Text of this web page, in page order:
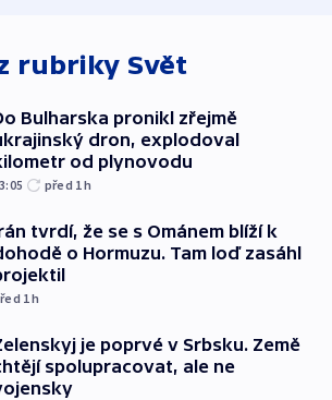
rubriky Svět
Bulharska pronikl zřejmě
dron, explodoval
od plynovodu
před 1h
tvrdí, že se s Ománem blíží k
o Hormuzu. Tam loď zasáhl
1h
je poprvé v Srbsku. Země
spolupracovat, ale ne